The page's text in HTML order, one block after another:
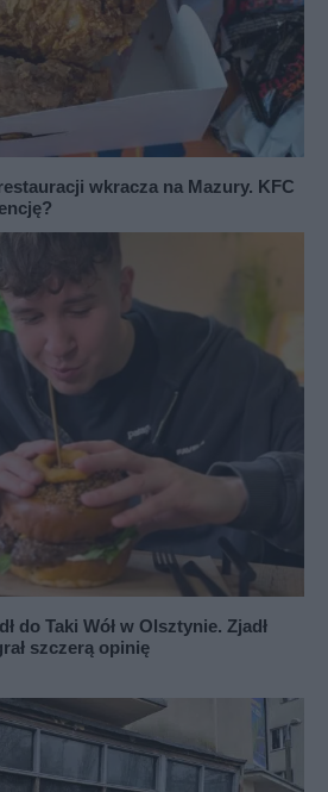
wkracza na Mazury. KFC
do Taki Wół w Olsztynie. Zjadł
szczerą opinię